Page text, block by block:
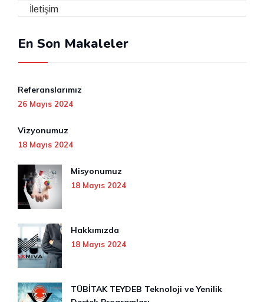
İletişim
En Son Makaleler
Referanslarımız
26 Mayıs 2024
Vizyonumuz
18 Mayıs 2024
Misyonumuz
18 Mayıs 2024
Hakkımızda
18 Mayıs 2024
TÜBİTAK TEYDEB Teknoloji ve Yenilik